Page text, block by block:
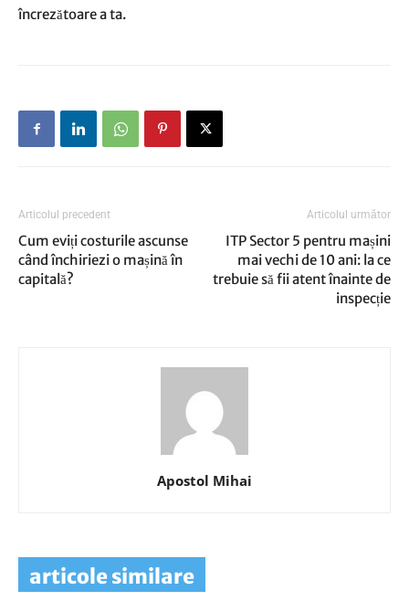
încrezătoare a ta.
Articolul precedent
Cum eviți costurile ascunse
când închiriezi o mașină în
capitală?
Articolul următor
ITP Sector 5 pentru mașini
mai vechi de 10 ani: la ce
trebuie să fii atent înainte de
inspecție
Apostol Mihai
articole similare